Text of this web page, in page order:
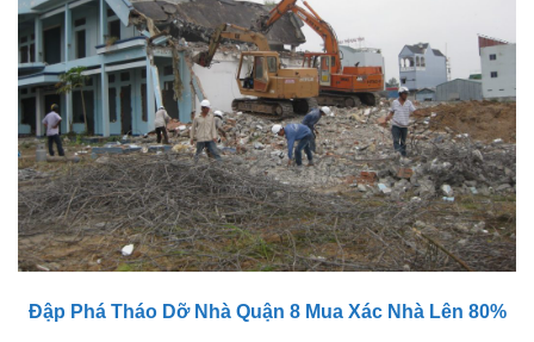
Đập Phá Tháo Dỡ Nhà Quận 8 Mua Xác Nhà Lên 80%